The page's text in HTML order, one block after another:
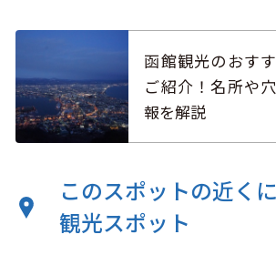
函館観光のおす
ご紹介！名所や
報を解説
このスポットの近く
観光スポット